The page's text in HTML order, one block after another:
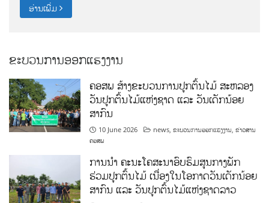
ອ່ານເພີ່ມ
ຂະບວນການອອກແຮງງານ
ຄອສພ ສ້າງຂະບວນການປູກຕົ້ນໄມ້ ສະຫລອງ
ວັນປູກຕົ້ນໄມ້ແຫ່ງຊາດ ແລະ ວັນເດັກນ້ອຍ
ສາກົນ
10 June 2026 news ,ຂະບວນການອອກແຮງງານ ,ຂ່າວສານ
ຄອສພ
ການນໍາ ຄະນະໂຄສະນາອົບຮົມສູນກາງພັກ
ຮ່ວມປູກຕົ້ນໄມ້ ເນື່ອງໃນໂອກາດວັນເດັກນ້ອຍ
ສາກົນ ແລະ ວັນປູກຕົ້ນໄມ້ແຫ່ງຊາດລາວ